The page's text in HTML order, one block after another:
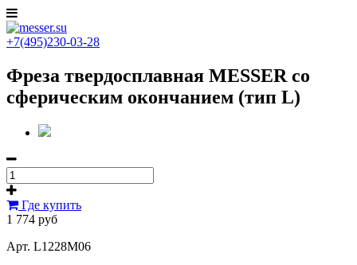
+7(495)230-03-28
Фреза твердосплавная MESSER со
сферическим окончанием (тип L)
Где купить
1 774 руб
Арт. L1228M06